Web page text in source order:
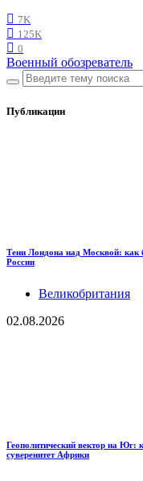
7K
125K
0
Военный обозреватель
Публикации
Тени Лондона над Москвой: как
России
Великобритания
02.08.2026
Геополитический вектор на Юг:
суверенитет Африки